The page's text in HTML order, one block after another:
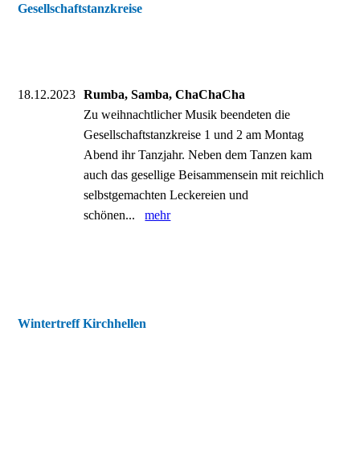
Gesellschaftstanzkreise
18.12.2023
Rumba, Samba, ChaChaCha
Zu weihnachtlicher Musik beendeten die
Gesellschaftstanzkreise 1 und 2 am Montag
Abend ihr Tanzjahr. Neben dem Tanzen kam
auch das gesellige Beisammensein mit reichlich
selbstgemachten Leckereien und
schönen...mehr
Wintertreff Kirchhellen